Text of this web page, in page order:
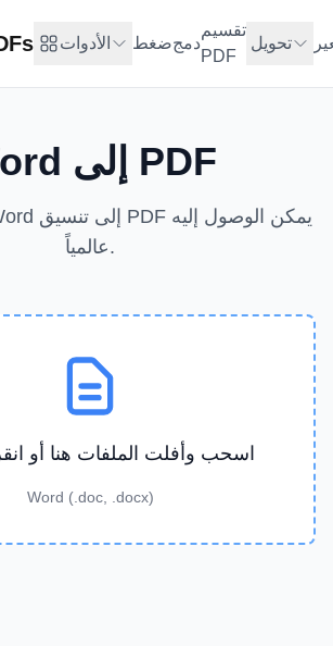
الأدوات ضغطدمج
تقسيم
PDF
تحويل
Word إلى PDF
عالمياً.
اسحب وأفلت الملفات هنا أو
Word (.doc, .docx)